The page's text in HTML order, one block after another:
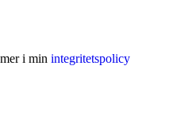
i min integritetspolicy